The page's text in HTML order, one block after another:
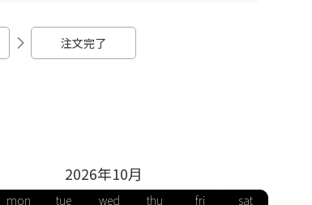
注文完了
2026年10月
mon tue wed thu fri sat